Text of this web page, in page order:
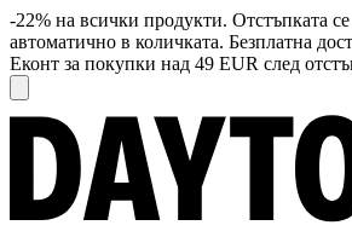
-22% на всички продукти. Отстъпката се
автоматично в количката. Безплатна
Еконт за покупки над 49 EUR след